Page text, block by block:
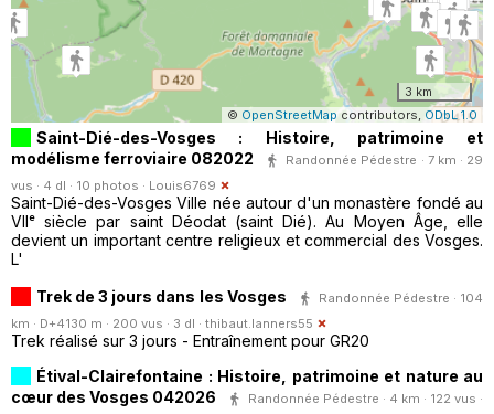
3 km
© OpenStreetMap contributors, ODbL 1.0
Saint-Dié-des-Vosges : Histoire, patrimoine et
modélisme ferroviaire 082022
Randonnée Pédestre · 7 km · 29
vus · 4 dl · 10 photos · Louis6769
Saint-Dié-des-Vosges Ville née autour d'un monastère fondé au
VIIᵉ siècle par saint Déodat (saint Dié). Au Moyen Âge, elle
devient un important centre religieux et commercial des Vosges.
L'
Trek de 3 jours dans les Vosges
Randonnée Pédestre · 104
km · D+4130 m · 200 vus · 3 dl · thibaut.lanners55
Trek réalisé sur 3 jours - Entraînement pour GR20
Étival-Clairefontaine : Histoire, patrimoine et nature au
cœur des Vosges 042026
Randonnée Pédestre · 4 km · 122 vus ·